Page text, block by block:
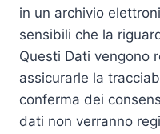
in un archivio
sensibili che la
Questi Dati vengono
assicurarle la
conferma dei
dati non verranno